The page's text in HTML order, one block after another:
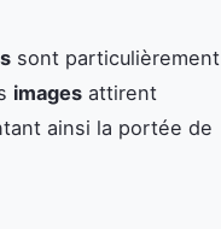
sont particulièrement
images attirent
ainsi la portée de